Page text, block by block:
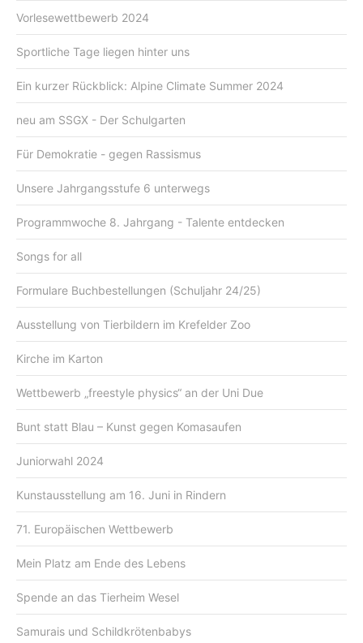
Vorlesewettbewerb 2024
Sportliche Tage liegen hinter uns
Ein kurzer Rückblick: Alpine Climate Summer 2024
neu am SSGX - Der Schulgarten
Für Demokratie - gegen Rassismus
Unsere Jahrgangsstufe 6 unterwegs
Programmwoche 8. Jahrgang - Talente entdecken
Songs for all
Formulare Buchbestellungen (Schuljahr 24/25)
Ausstellung von Tierbildern im Krefelder Zoo
Kirche im Karton
Wettbewerb „freestyle physics“ an der Uni Due
Bunt statt Blau – Kunst gegen Komasaufen
Juniorwahl 2024
Kunstausstellung am 16. Juni in Rindern
71. Europäischen Wettbewerb
Mein Platz am Ende des Lebens
Spende an das Tierheim Wesel
Samurais und Schildkrötenbabys